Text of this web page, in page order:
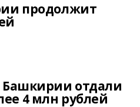
продолжит
Башкирии отдали
4 млн рублей